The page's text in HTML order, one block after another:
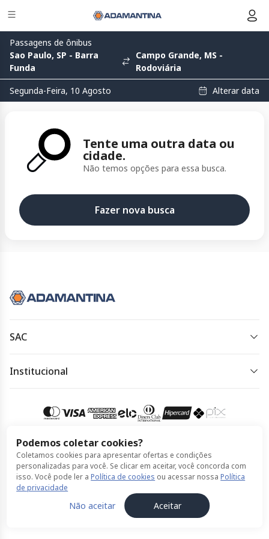
Passagens de ônibus
Sao Paulo, SP - Barra
Funda
Campo Grande, MS -
Rodoviária
Segunda-Feira, 10 Agosto
Alterar data
Tente uma outra data ou
cidade.
Não temos opções para essa busca.
Fazer nova busca
Podemos coletar cookies?
Coletamos cookies para apresentar ofertas e condições
personalizadas para você. Se clicar em aceitar, você concorda com
isso. Você pode ler aPolítica de cookies ou acessar nossaPolítica
de privacidade
Não aceitar Aceitar
SAC
Horário de atendimento:
Institucional
Política de Cookies
Compra 100% segura
© Expresso Adamantina feito por ClickBus 2026
Política de Cookies Termos de Uso